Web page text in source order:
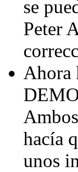
se
Peter
Ahora
hacía
unos